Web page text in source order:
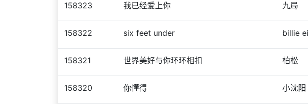
158323 我已经爱上你 九局
158322 six feet under billie
158321 世界美好与你环环相扣 柏松
158320 你懂得 小沈阳